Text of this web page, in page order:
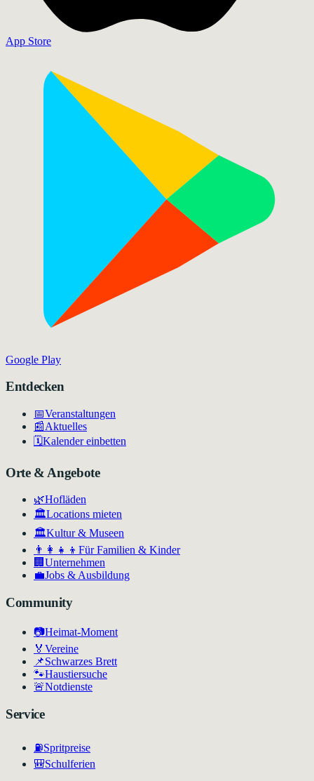
App Store
Google Play
Entdecken
📅Veranstaltungen
📰Aktuelles
🗓️Kalender einbetten
Orte & Angebote
🌿Hofläden
🏛️Locations mieten
🏛Kultur & Museen
👨‍👩‍👧‍👦 Für Familien & Kinder
🏢 Unternehmen
💼Jobs & Ausbildung
Community
📷Heimat-Moment
🏅 Vereine
📌Schwarzes Brett
🐾Haustiersuche
🚨Notdienste
Service
⛽Spritpreise
🎒Schulferien